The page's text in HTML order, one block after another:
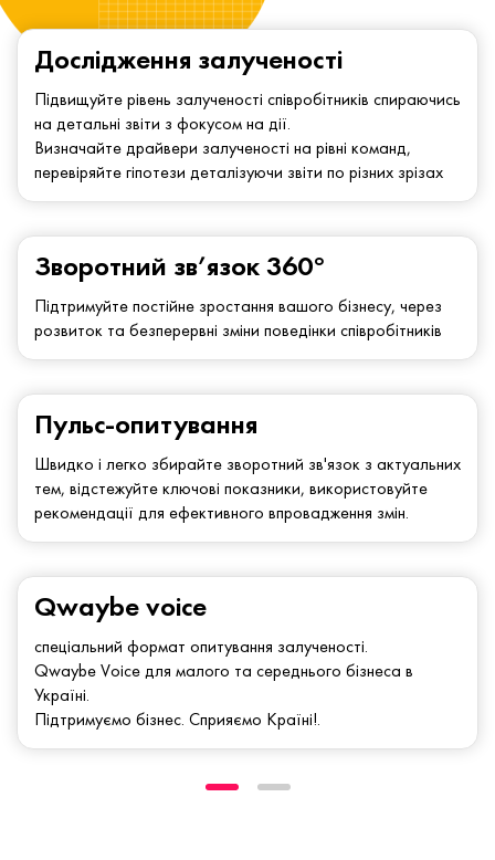
Дослідження залученості
Підвищуйте рівень залученості співробітників спираючись
на детальні звіти з фокусом на дії.
Визначайте драйвери залученості на рівні команд,
перевіряйте гіпотези деталізуючи звіти по різних зрізах
Зворотний зв’язок 360°
Підтримуйте постійне зростання вашого бізнесу, через
розвиток та безперервні зміни поведінки співробітників
Qwaybe voice
спеціальний формат опитування залученості.
Qwaybe Voice для малого та середнього бізнеса в
Україні.
Підтримуємо бізнес. Сприяємо Країні!.
Пульс-опитування
Швидко і легко збирайте зворотний зв'язок з актуальних
тем, відстежуйте ключові показники, використовуйте
рекомендації для ефективного впровадження змін.